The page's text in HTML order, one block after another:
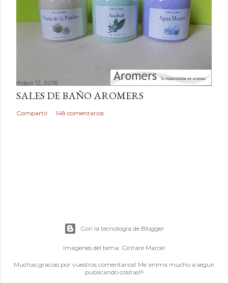
mayo 12, 2016
SALES DE BAÑO AROMERS
Compartir 148 comentarios
Con la tecnología de Blogger
Imágenes del tema: Gintare Marcel
Muchas gracias por vuestros comentarios! Me anima mucho a seguir
publicando cositas!!!